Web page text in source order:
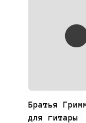
Братья
для гитары